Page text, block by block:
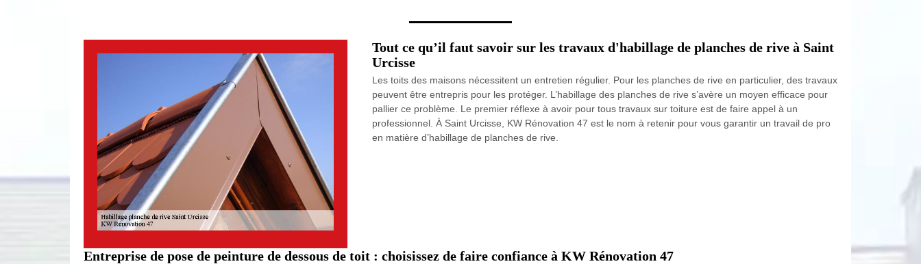
Tout ce qu’il faut savoir sur les travaux d'habillage de planches de rive à Saint
Urcisse
Les toits des maisons nécessitent un entretien régulier. Pour les planches de rive en particulier, des travaux
peuvent être entrepris pour les protéger. L’habillage des planches de rive s’avère un moyen efficace pour
pallier ce problème. Le premier réflexe à avoir pour tous travaux sur toiture est de faire appel à un
professionnel. À Saint Urcisse, KW Rénovation 47 est le nom à retenir pour vous garantir un travail de pro
en matière d’habillage de planches de rive.
Entreprise de pose de peinture de dessous de toit : choisissez de faire confiance à KW Rénovation 47